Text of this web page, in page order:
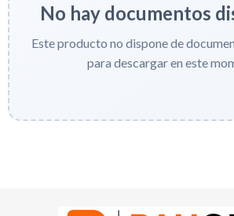
No hay documentos
Este producto no dispone de
para descargar en este